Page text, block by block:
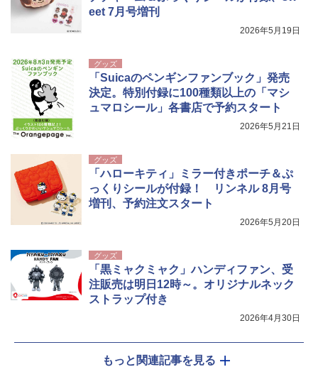
eet 7月号増刊
2026年5月19日
グッズ
「Suicaのペンギンファンブック」発売
決定。特別付録に100種類以上の「マシ
ュマロシール」各書店で予約スタート
2026年5月21日
グッズ
「ハローキティ」ミラー付きポーチ＆ぷ
っくりシールが付録！ リンネル 8月号
増刊、予約注文スタート
2026年5月20日
グッズ
「黒ミャクミャク」ハンディファン、受
注販売は明日12時～。オリジナルネック
ストラップ付き
2026年4月30日
もっと関連記事を見る